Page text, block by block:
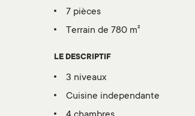
7 pièces
terrain de 780 m²
LE DESCRIPTIF
3 niveaux
cuisine independante